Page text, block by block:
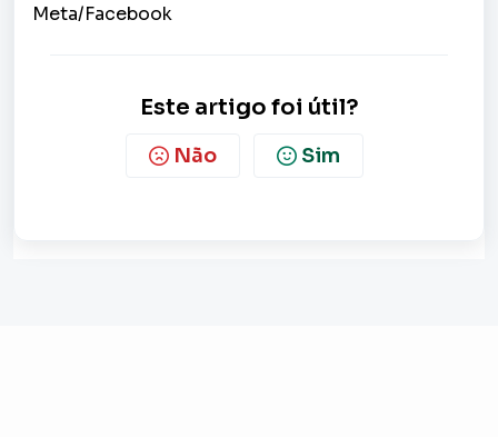
Meta/Facebook
Este artigo foi útil?
Não Sim